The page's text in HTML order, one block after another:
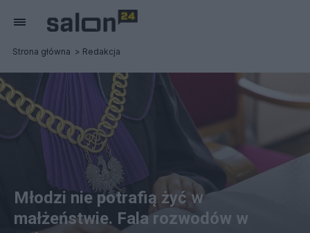
Strona główna Redakcja
Młodzi nie potrafią żyć w
małżeństwie. Fala rozwodów w